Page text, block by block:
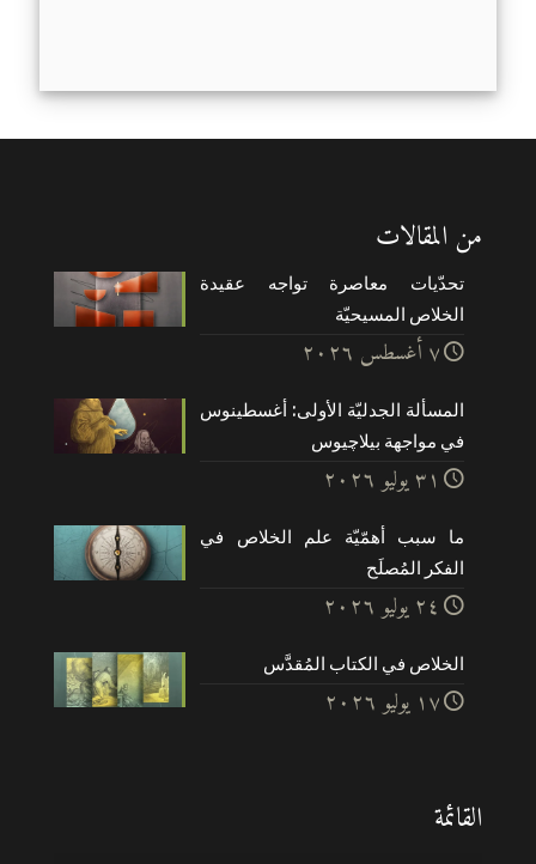
من المقالات
تحدّيات معاصرة تواجه عقيدة
الخلاص المسيحيّة
۷ أغسطس ۲۰۲٦
المسألة الجدليّة الأولى: أغسطينوس
في مواجهة بيلاچيوس
۳۱ يوليو ۲۰۲٦
ما سبب أهمّيّة علم الخلاص في
الفكر المُصلَح
۲٤ يوليو ۲۰۲٦
الخلاص في الكتاب المُقدَّس
۱۷ يوليو ۲۰۲٦
القائمة